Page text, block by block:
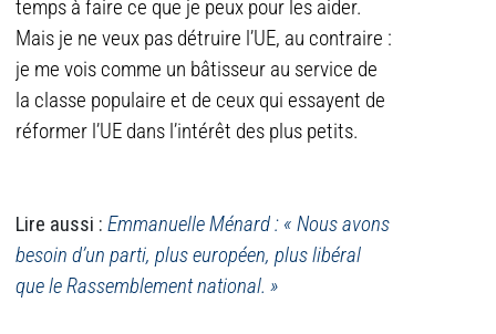
temps à faire ce que je peux pour les aider.
Mais je ne veux pas détruire l’UE, au contraire :
je me vois comme un bâtisseur au service de
la classe populaire et de ceux qui essayent de
réformer l’UE dans l’intérêt des plus petits.
Lire aussi : Emmanuelle Ménard : « Nous avons
besoin d’un parti, plus européen, plus libéral
que le Rassemblement national. »